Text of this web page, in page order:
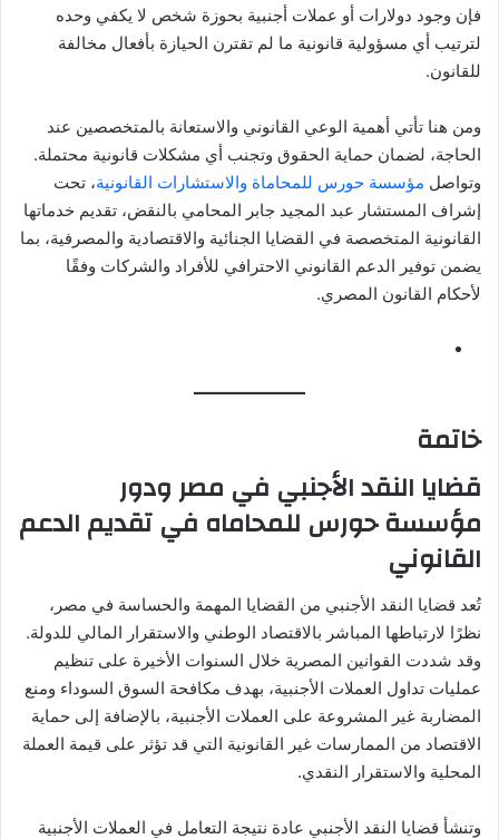
فإن وجود دولارات أو عملات أجنبية بحوزة شخص لا يكفي وحده
لترتيب أي مسؤولية قانونية ما لم تقترن الحيازة بأفعال مخالفة
للقانون.
ومن هنا تأتي أهمية الوعي القانوني والاستعانة بالمتخصصين عند
الحاجة، لضمان حماية الحقوق وتجنب أي مشكلات قانونية محتملة.
وتواصل مؤسسة حورس للمحاماة والاستشارات القانونية، تحت
إشراف المستشار عبد المجيد جابر المحامي بالنقض، تقديم خدماتها
القانونية المتخصصة في القضايا الجنائية والاقتصادية والمصرفية، بما
يضمن توفير الدعم القانوني الاحترافي للأفراد والشركات وفقًا
لأحكام القانون المصري.
خاتمة
قضايا النقد الأجنبي في مصر ودور
مؤسسة حورس للمحاماه في تقديم الدعم
القانوني
تُعد قضايا النقد الأجنبي من القضايا المهمة والحساسة في مصر،
نظرًا لارتباطها المباشر بالاقتصاد الوطني والاستقرار المالي للدولة.
وقد شددت القوانين المصرية خلال السنوات الأخيرة على تنظيم
عمليات تداول العملات الأجنبية، بهدف مكافحة السوق السوداء ومنع
المضاربة غير المشروعة على العملات الأجنبية، بالإضافة إلى حماية
الاقتصاد من الممارسات غير القانونية التي قد تؤثر على قيمة العملة
المحلية والاستقرار النقدي.
وتنشأ قضايا النقد الأجنبي عادة نتيجة التعامل في العملات الأجنبية